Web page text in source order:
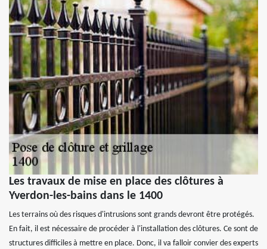
Les travaux de mise en place des clôtures à
Yverdon-les-bains dans le 1400
Les terrains où des risques d'intrusions sont grands devront être protégés.
En fait, il est nécessaire de procéder à l'installation des clôtures. Ce sont de
structures difficiles à mettre en place. Donc, il va falloir convier des experts